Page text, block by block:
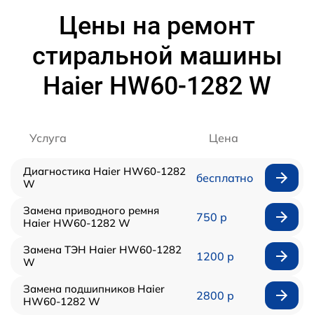
Цены на ремонт
стиральной машины
Haier HW60-1282 W
Услуга Цена
Диагностика Haier HW60-1282
W
бесплатно
Замена приводного ремня
Haier HW60-1282 W
750 р
Замена ТЭН Haier HW60-1282
W
1200 р
Замена подшипников Haier
HW60-1282 W
2800 р